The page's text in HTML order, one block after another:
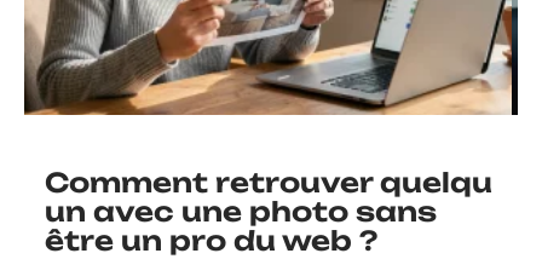
Comment retrouver quelqu
un avec une photo sans
être un pro du web ?